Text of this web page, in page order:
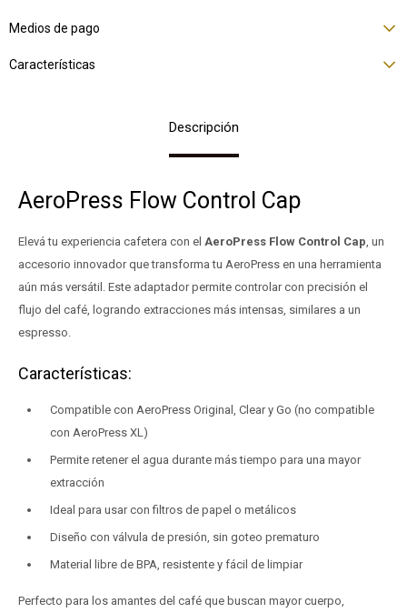
Medios de pago
Características
Descripción
AeroPress Flow Control Cap
Elevá tu experiencia cafetera con el AeroPress Flow Control Cap, un
accesorio innovador que transforma tu AeroPress en una herramienta
aún más versátil. Este adaptador permite controlar con precisión el
flujo del café, logrando extracciones más intensas, similares a un
espresso.
Características:
Compatible con AeroPress Original, Clear y Go (no compatible
con AeroPress XL)
Permite retener el agua durante más tiempo para una mayor
extracción
Ideal para usar con filtros de papel o metálicos
Diseño con válvula de presión, sin goteo prematuro
Material libre de BPA, resistente y fácil de limpiar
Perfecto para los amantes del café que buscan mayor cuerpo,